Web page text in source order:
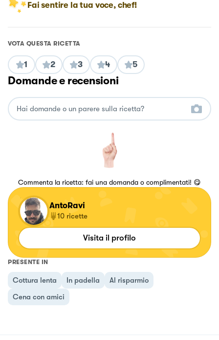
Fai sentire la tua voce, chef!
VOTA QUESTA RICETTA
1 2 3 4 5
Domande e recensioni
Commenta la ricetta: fai una domanda o complimentati! 😋
AntoRavi
10 ricette
Visita il profilo
PRESENTE IN
Cottura lenta In padella
Al risparmio
Cena con amici